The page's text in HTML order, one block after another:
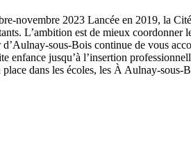
2023 Lancée en 2019, la
L’ambition est de mieux
sous-Bois continue de vous
jusqu’à l’insertion
dans les écoles, les À Aulnay-sous-